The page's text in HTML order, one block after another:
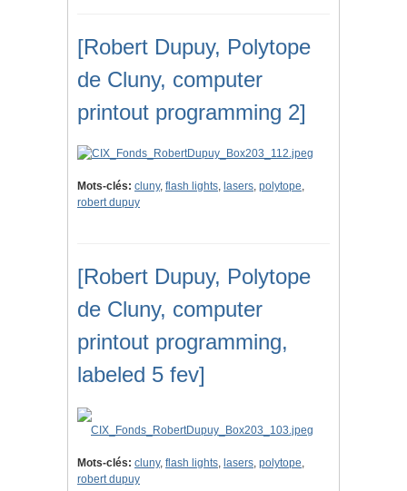
[Robert Dupuy, Polytope
de Cluny, computer
printout programming 2]
Mots-clés: cluny, flash lights, lasers, polytope,
robert dupuy
[Robert Dupuy, Polytope
de Cluny, computer
printout programming,
labeled 5 fev]
Mots-clés: cluny, flash lights, lasers, polytope,
robert dupuy